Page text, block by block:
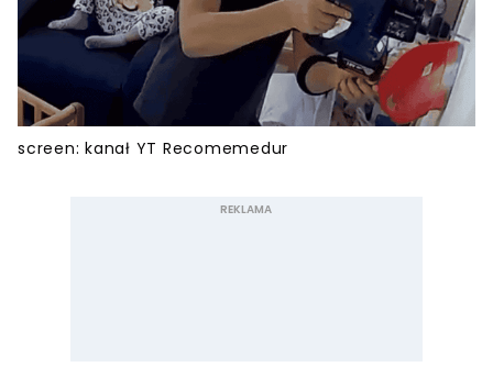
screen: kanał YT Recomemedur